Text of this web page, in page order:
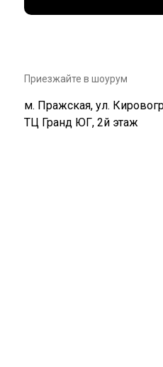
м. Пражская, ул.
ТЦ Гранд ЮГ, 2й этаж
Приезжайте в шоурум